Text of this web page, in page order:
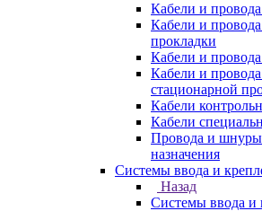
Кабели и провода
Кабели и
прокладки
Кабели и провода
Кабели и
стационарной
Кабели
Кабели
Провода и шнуры
назначения
Системы ввода и
Назад
Системы ввода и